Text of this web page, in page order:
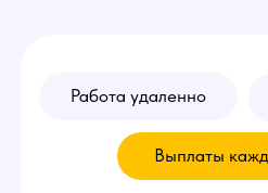
Вакансия оператора